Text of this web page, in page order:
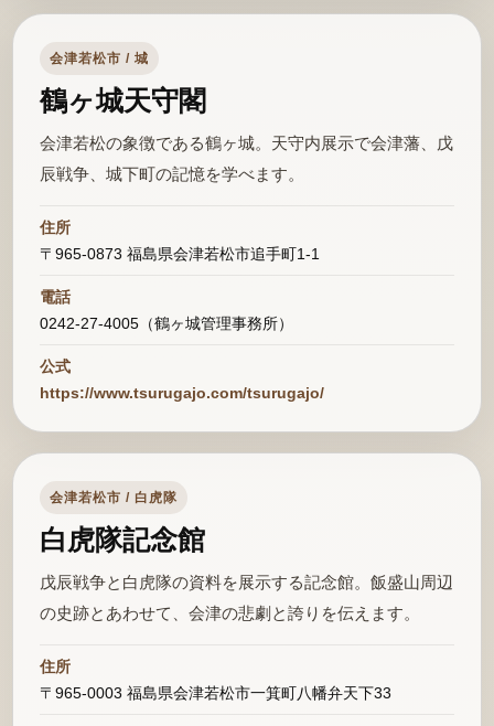
会津若松市 / 城
鶴ヶ城天守閣
会津若松の象徴である鶴ヶ城。天守内展示で会津藩、戊
辰戦争、城下町の記憶を学べます。
住所
〒965-0873 福島県会津若松市追手町1-1
電話
0242-27-4005（鶴ヶ城管理事務所）
公式
https://www.tsurugajo.com/tsurugajo/
会津若松市 / 白虎隊
白虎隊記念館
戊辰戦争と白虎隊の資料を展示する記念館。飯盛山周辺
の史跡とあわせて、会津の悲劇と誇りを伝えます。
住所
〒965-0003 福島県会津若松市一箕町八幡弁天下33